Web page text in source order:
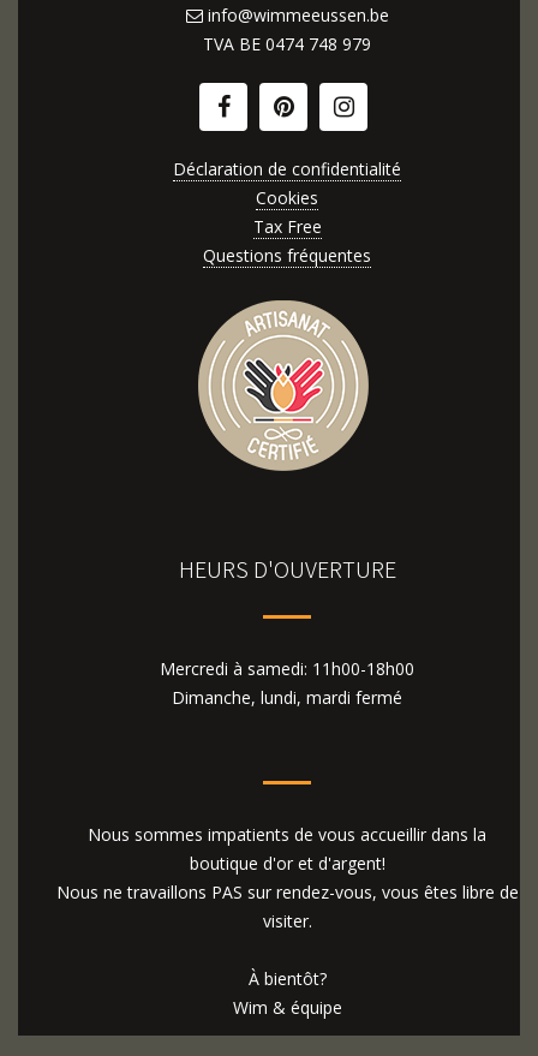
info@wimmeeussen.be
TVA BE 0474 748 979
Déclaration de confidentialité
Cookies
Tax Free
Questions fréquentes
HEURS D'OUVERTURE
Mercredi à samedi: 11h00-18h00
Dimanche, lundi, mardi fermé
Nous sommes impatients de vous accueillir dans la
boutique d'or et d'argent!
Nous ne travaillons PAS sur rendez-vous, vous êtes libre de
visiter.
À bientôt?
Wim & équipe